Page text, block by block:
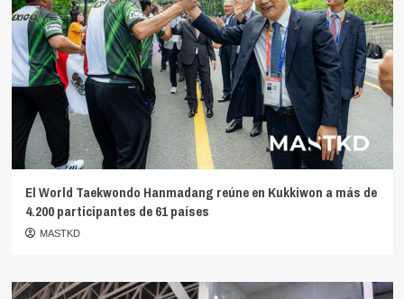
El World Taekwondo Hanmadang reúne en Kukkiwon a más de
4.200 participantes de 61 países
MASTKD